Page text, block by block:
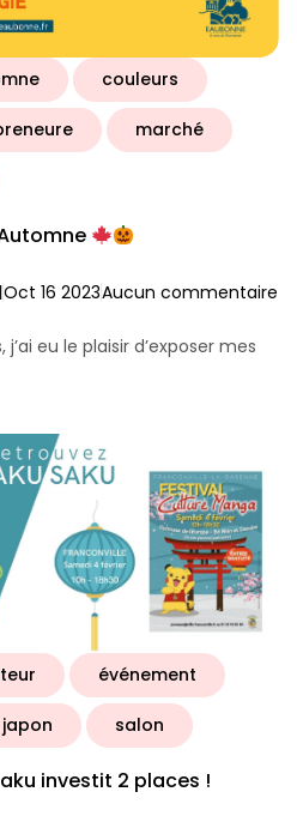
couleurs
marché
Oct 16 2023Aucun commentaire
eu le plaisir d’exposer mes
événement
japon salon
investit 2 places !